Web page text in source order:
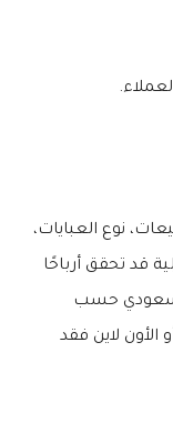
نوع العبايات،
قد تحقق أرباحًا
8,000 إلى 20,000 ريال سعودي حسب
الأون لاين فقد